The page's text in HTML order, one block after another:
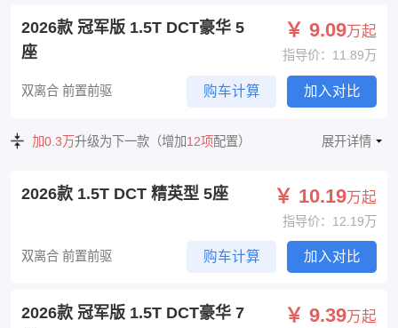
2026款 冠军版 1.5T DCT豪华 5
座
￥ 9.09万起
指导价：11.89万
双离合 前置前驱 购车计算 加入对比
加0.3万升级为下一款（增加12项配置） 展开详情
2026款 1.5T DCT 精英型 5座 ￥ 10.19万起
指导价：12.19万
双离合 前置前驱 购车计算 加入对比
2026款 冠军版 1.5T DCT豪华 7
￥ 9.39万起